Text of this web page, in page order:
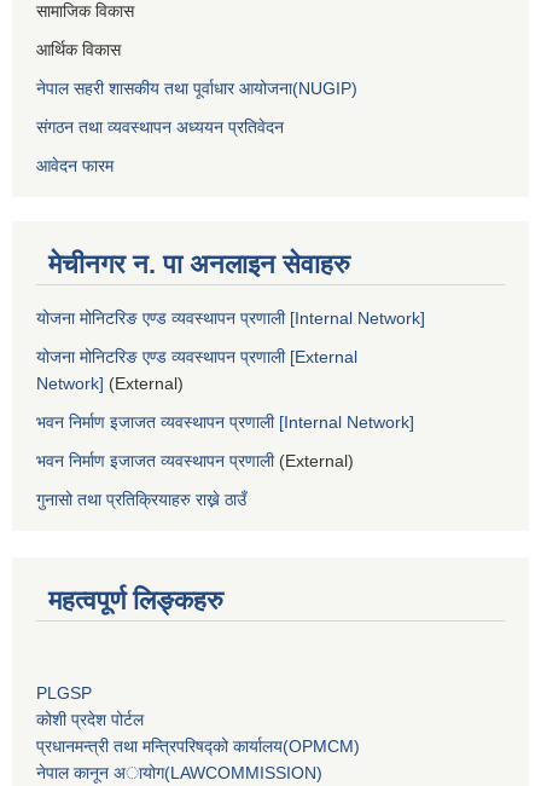
सामाजिक विकास
आर्थिक विकास
नेपाल सहरी शासकीय तथा पूर्वाधार आयोजना(NUGIP)
संगठन तथा व्यवस्थापन अध्ययन प्रतिवेदन
आवेदन फारम
मेचीनगर न. पा अनलाइन सेवाहरु
योजना मोनिटरिङ एण्ड व्यवस्थापन प्रणाली [Internal Network]
योजना मोनिटरिङ एण्ड व्यवस्थापन प्रणाली [External
Network] (External)
भवन निर्माण इजाजत व्यवस्थापन प्रणाली [Internal Network]
भवन निर्माण इजाजत व्यवस्थापन प्रणाली(External)
गुनासो तथा प्रतिक्रियाहरु राख्ने ठाउँ
महत्वपूर्ण लिङ्कहरु
PLGSP
कोशी प्रदेश पोर्टल
प्रधानमन्‍त्री तथा मन्‍त्रिपरिषद्को कार्यालय(OPMCM)
नेपाल कानून अायोग(LAWCOMMISSION)